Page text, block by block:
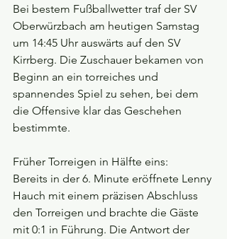
Bei bestem Fußballwetter traf der SV
Oberwürzbach am heutigen Samstag
um 14:45 Uhr auswärts auf den SV
Kirrberg. Die Zuschauer bekamen von
Beginn an ein torreiches und
spannendes Spiel zu sehen, bei dem
die Offensive klar das Geschehen
bestimmte.
Früher Torreigen in Hälfte eins:
Bereits in der 6. Minute eröffnete Lenny
Hauch mit einem präzisen Abschluss
den Torreigen und brachte die Gäste
mit 0:1 in Führung. Die Antwort der